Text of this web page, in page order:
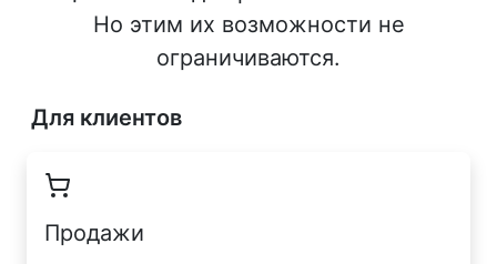
Но этим их возможности не
ограничиваются.
Для клиентов
Продажи